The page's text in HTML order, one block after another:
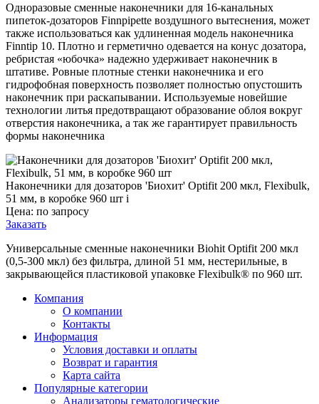
Одноразовые сменные наконечники для 16-канальных
пипеток-дозаторов Finnpipette воздушного вытеснения, может
также использоваться как удлиненная модель наконечника
Finntip 10. Плотно и герметично одевается на конус дозатора,
ребристая «юбочка» надежно удерживает наконечник в
штативе. Ровные плотные стенки наконечника и его
гидрофобная поверхность позволяет полностью опустошить
наконечник при раскапывании. Используемые новейшие
технологии литья предотвращают образование облоя вокруг
отверстия наконечника, а так же гарантирует правильность
формы наконечника
Наконечники для дозаторов 'Биохит' Optifit 200 мкл, Flexibulk,
51 мм, в коробке 960 шт i
Цена: по запросу
Заказать
Универсальные сменные наконечники Biohit Optifit 200 мкл
(0,5-300 мкл) без фильтра, длиной 51 мм, нестерильные, в
закрывающейся пластиковой упаковке Flexibulk® по 960 шт.
Компания
О компании
Контакты
Информация
Условия доставки и оплаты
Возврат и гарантия
Карта сайта
Популярные категории
Анализаторы гематологические